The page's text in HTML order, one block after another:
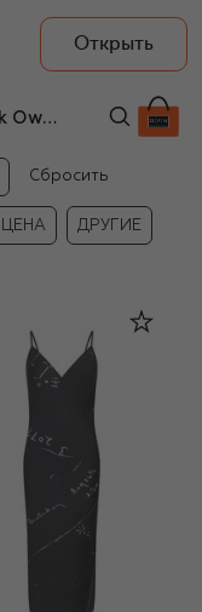
Открыть
Женская одежда Rick Owens чёрно-белого цвета
Сбросить
ЦЕНА ДРУГИЕ